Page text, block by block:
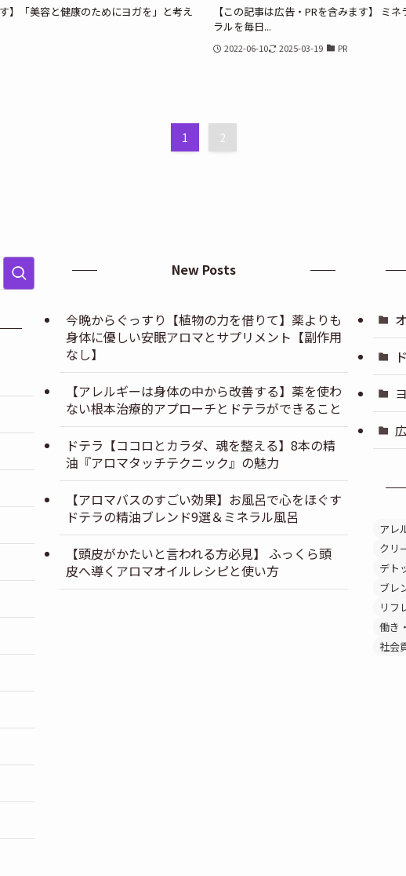
】「美容と健康のためにヨガを」と考え
【この記事は広告・PRを含みます】 ミ
ラルを毎日...
2022-06-10 2025-03-19 PR
1 2
New Posts
今晩からぐっすり【植物の力を借りて】薬よりも
身体に優しい安眠アロマとサプリメント【副作用
なし】
【アレルギーは身体の中から改善する】薬を使わ
ない根本治療的アプローチとドテラができること
ドテラ【ココロとカラダ、魂を整える】8本の精
油『アロマタッチテクニック』の魅力
【アロマバスのすごい効果】お風呂で心をほぐす
ドテラの精油ブレンド9選＆ミネラル風呂
【頭皮がかたいと言われる方必見】 ふっくら頭
皮へ導くアロマオイルレシピと使い方
アレ
クリ
デト
ブレ
リフ
働き
社会